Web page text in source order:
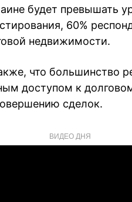
будет превышать
60%
недвижимости.
что большинство
доступом к
сделок.
ВИДЕО ДНЯ